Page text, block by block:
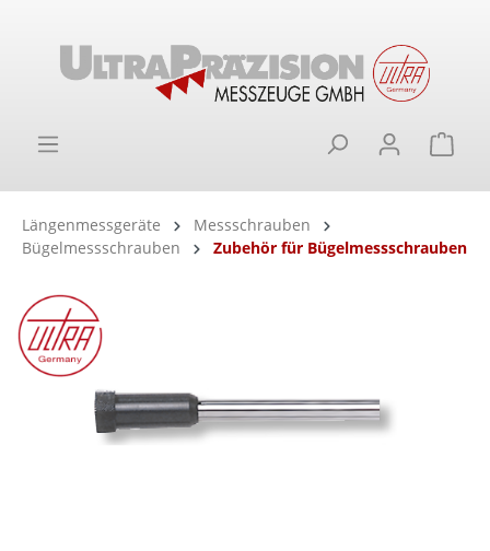
Längenmessgeräte
Messschrauben
Bügelmessschrauben
Zubehör für Bügelmessschrauben
Bildergalerie überspringen